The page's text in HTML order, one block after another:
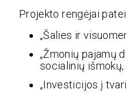
Projekto rengėjai
„Šalies ir
„Žmonių pajamų
socialinių
„Investicijos į